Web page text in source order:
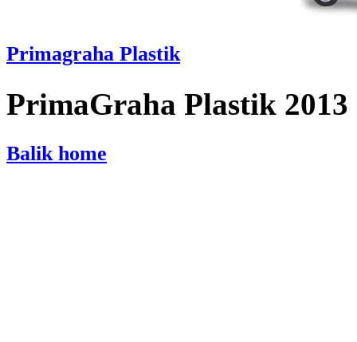
Primagraha Plastik
PrimaGraha Plastik 2013
Balik home